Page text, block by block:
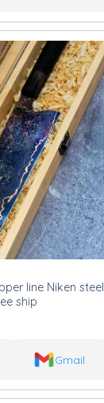
line Niken steel
ship
Gmail